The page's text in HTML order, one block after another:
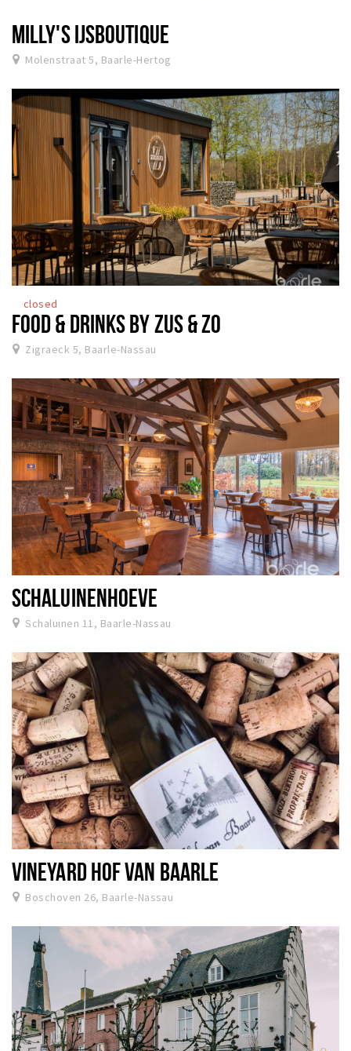
MILLY'S IJSBOUTIQUE
Molenstraat 5, Baarle-Hertog
closed
FOOD & DRINKS BY ZUS & ZO
Zigraeck 5, Baarle-Nassau
SCHALUINENHOEVE
Schaluinen 11, Baarle-Nassau
VINEYARD HOF VAN BAARLE
Boschoven 26, Baarle-Nassau